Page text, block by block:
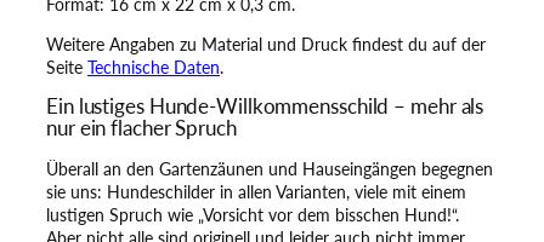
i
e
r
o
h
e
n
L
Weitere Angaben zu Material und Druck findest du auf der
Seite Technische Daten.
Ein lustiges Hunde-Willkommensschild – mehr als
nur ein flacher Spruch
Überall an den Gartenzäunen und Hauseingängen begegnen
sie uns: Hundeschilder in allen Varianten, viele mit einem
lustigen Spruch wie „Vorsicht vor dem bisschen Hund!“.
Aber nicht alle sind originell und leider auch nicht immer